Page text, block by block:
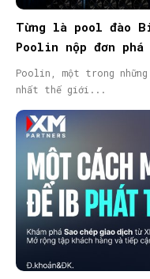
Từng là pool đào
Poolin nộp đơn phá
Poolin, một trong
nhất thế giới...